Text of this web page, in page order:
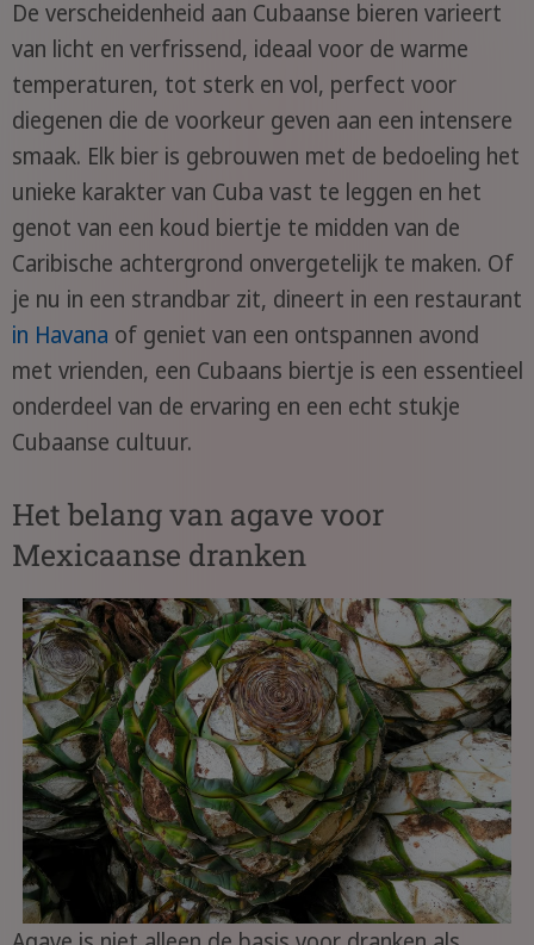
De verscheidenheid aan Cubaanse bieren varieert
van licht en verfrissend, ideaal voor de warme
temperaturen, tot sterk en vol, perfect voor
diegenen die de voorkeur geven aan een intensere
smaak. Elk bier is gebrouwen met de bedoeling het
unieke karakter van Cuba vast te leggen en het
genot van een koud biertje te midden van de
Caribische achtergrond onvergetelijk te maken. Of
je nu in een strandbar zit, dineert in een restaurant
in Havana of geniet van een ontspannen avond
met vrienden, een Cubaans biertje is een essentieel
onderdeel van de ervaring en een echt stukje
Cubaanse cultuur.
Het belang van agave voor
Mexicaanse dranken